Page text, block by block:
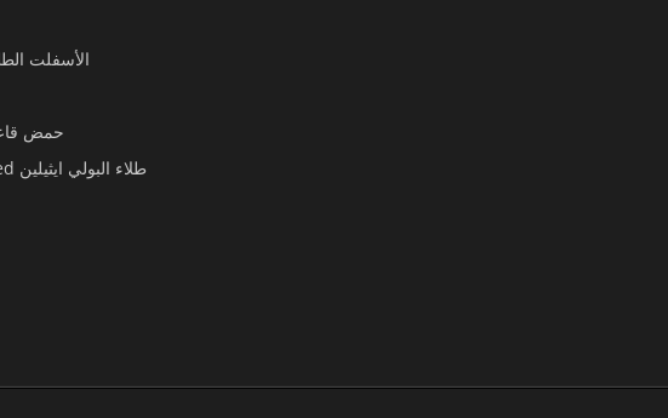
الأسفلت
حمض
chlorosulfonated طلاء البولي ايثيلين